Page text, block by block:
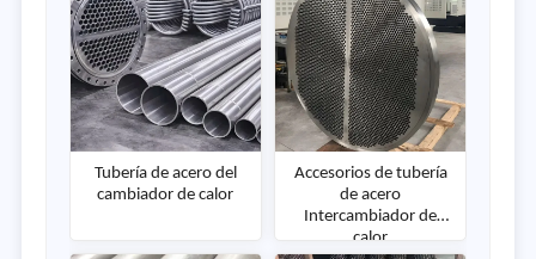
Tubería de acero del
cambiador de calor
Accesorios de tubería
de acero
Intercambiador de
calor